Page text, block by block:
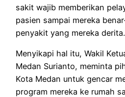
sakit wajib memberikan
pasien sampai mereka
penyakit yang mereka derita.
Menyikapi hal itu, Wakil
Medan Surianto, meminta
Kota Medan untuk gencar
program mereka ke rumah